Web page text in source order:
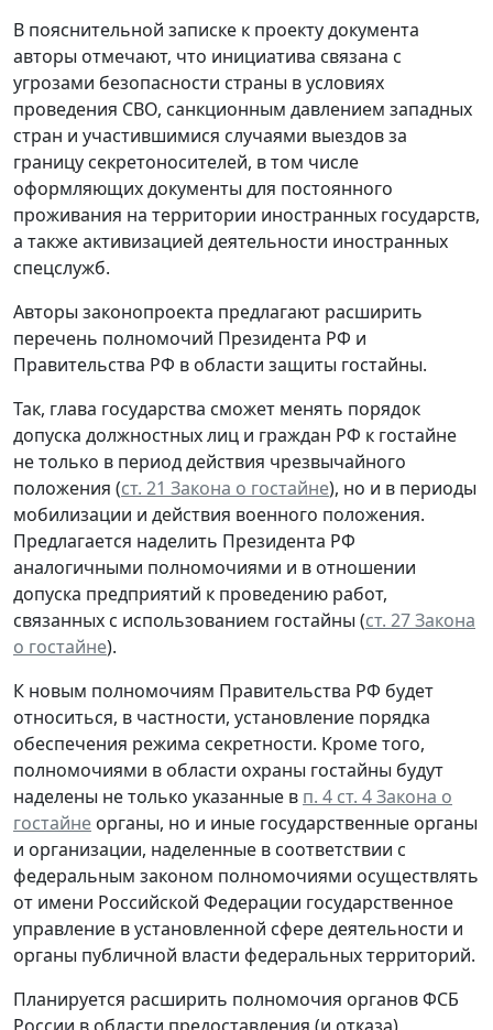
В пояснительной записке к проекту документа
авторы отмечают, что инициатива связана с
угрозами безопасности страны в условиях
проведения СВО, санкционным давлением западных
стран и участившимися случаями выездов за
границу секретоносителей, в том числе
оформляющих документы для постоянного
проживания на территории иностранных государств,
а также активизацией деятельности иностранных
спецслужб.
Авторы законопроекта предлагают расширить
перечень полномочий Президента РФ и
Правительства РФ в области защиты гостайны.
Так, глава государства сможет менять порядок
допуска должностных лиц и граждан РФ к гостайне
не только в период действия чрезвычайного
положения (ст. 21 Закона о гостайне), но и в периоды
мобилизации и действия военного положения.
Предлагается наделить Президента РФ
аналогичными полномочиями и в отношении
допуска предприятий к проведению работ,
связанных с использованием гостайны (ст. 27 Закона
о гостайне).
К новым полномочиям Правительства РФ будет
относиться, в частности, установление порядка
обеспечения режима секретности. Кроме того,
полномочиями в области охраны гостайны будут
наделены не только указанные в п. 4 ст. 4 Закона о
гостайне органы, но и иные государственные органы
и организации, наделенные в соответствии с
федеральным законом полномочиями осуществлять
от имени Российской Федерации государственное
управление в установленной сфере деятельности и
органы публичной власти федеральных территорий.
Планируется расширить полномочия органов ФСБ